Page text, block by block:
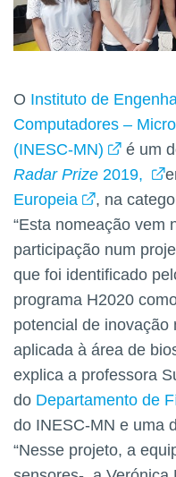
O Instituto de
Computadores –
(INESC-MN)
é um
Radar Prize 2019,
Europeia
, na
“Esta nomeação vem
participação num
que foi identificado
programa H2020
potencial de inovação
aplicada à área de
explica a professora
do Departamento de
do INESC-MN e uma
“Nesse projeto, a